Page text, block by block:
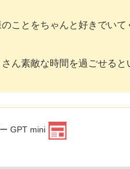
ことをちゃんと好きでい
ん素敵な時間を過ごせると
GPT mini